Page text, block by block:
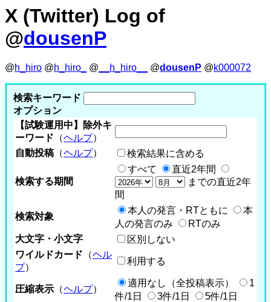
X (Twitter) Log of
@dousenP
@h_hiro @h_hiro_ @ __h_hiro__ @dousenP @k000072
検索キーワード
オプション
【試験運用中】除外キ
ーワード （ヘルプ）
自動投稿 （ヘルプ） 検索結果に含める
検索する期間
すべて
直近2年間
までの直近2年
間
検索対象
本人の発言・RTともに
本
人の発言のみ
RTのみ
大文字・小文字
区別しない
ワイルドカード （ヘル
プ）
利用する
圧縮表示 （ヘルプ）
適用なし（全投稿表示）
1
件/1日
3件/1日 5件/1日